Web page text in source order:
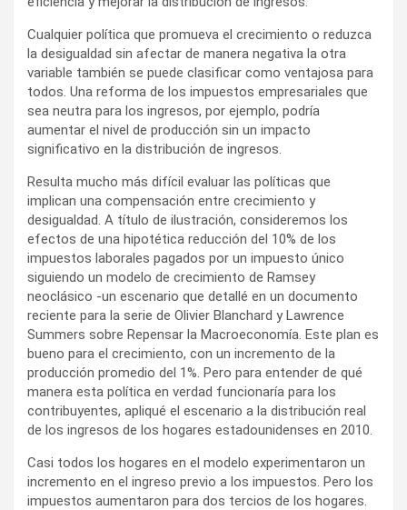
Cualquier política que promueva el crecimiento o reduzca
la desigualdad sin afectar de manera negativa la otra
variable también se puede clasificar como ventajosa para
todos. Una reforma de los impuestos empresariales que
sea neutra para los ingresos, por ejemplo, podría
aumentar el nivel de producción sin un impacto
significativo en la distribución de ingresos.
Resulta mucho más difícil evaluar las políticas que
implican una compensación entre crecimiento y
desigualdad. A título de ilustración, consideremos los
efectos de una hipotética reducción del 10% de los
impuestos laborales pagados por un impuesto único
siguiendo un modelo de crecimiento de Ramsey
neoclásico -un escenario que detallé en un documento
reciente para la serie de Olivier Blanchard y Lawrence
Summers sobre Repensar la Macroeconomía. Este plan es
bueno para el crecimiento, con un incremento de la
producción promedio del 1%. Pero para entender de qué
manera esta política en verdad funcionaría para los
contribuyentes, apliqué el escenario a la distribución real
de los ingresos de los hogares estadounidenses en 2010.
Casi todos los hogares en el modelo experimentaron un
incremento en el ingreso previo a los impuestos. Pero los
impuestos aumentaron para dos tercios de los hogares.